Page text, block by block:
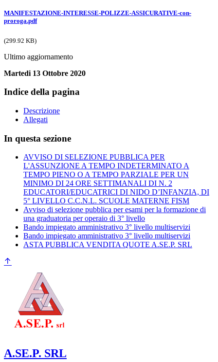
MANIFESTAZIONE-INTERESSE-POLIZZE-ASSICURATIVE-con-
proroga.pdf
(299.92 KB)
Ultimo aggiornamento
Martedi 13 Ottobre 2020
Indice della pagina
Descrizione
Allegati
In questa sezione
AVVISO DI SELEZIONE PUBBLICA PER
L'ASSUNZIONE A TEMPO INDETERMINATO A
TEMPO PIENO O A TEMPO PARZIALE PER UN
MINIMO DI 24 ORE SETTIMANALI DI N. 2
EDUCATORI/EDUCATRICI DI NIDO D’INFANZIA, DI
5° LIVELLO C.C.N.L. SCUOLE MATERNE FISM
Avviso di selezione pubblica per esami per la formazione di
una graduatoria per operaio di 3° livello
Bando impiegato amministrativo 3° livello multiservizi
Bando impiegato amministrativo 3° livello multiservizi
ASTA PUBBLICA VENDITA QUOTE A.SE.P. SRL
A.SE.P. SRL